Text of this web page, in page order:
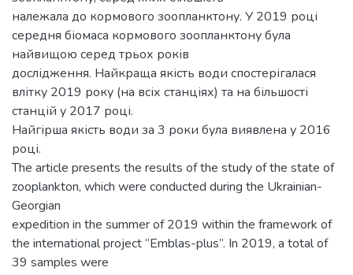
належала до кормового зоопланктону. У 2019 році
середня біомаса кормового зоопланктону була
найвищою серед трьох років
дослідження. Найкраща якість води спостерігалася
влітку 2019 року (на всіх станціях) та на більшості
станцій у 2017 році.
Найгірша якість води за 3 роки була виявлена у 2016
році.
The article presents the results of the study of the state of
zooplankton, which were conducted during the Ukrainian-
Georgian
expedition in the summer of 2019 within the framework of
the international project “Emblas-plus”. In 2019, a total of
39 samples were